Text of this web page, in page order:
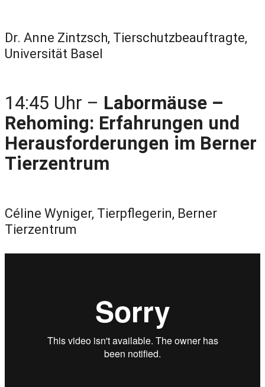
Dr. Anne Zintzsch, Tierschutzbeauftragte,
Universität Basel
14:45 Uhr – Labormäuse –
Rehoming: Erfahrungen und
Herausforderungen im Berner
Tierzentrum
Céline Wyniger, Tierpflegerin, Berner
Tierzentrum